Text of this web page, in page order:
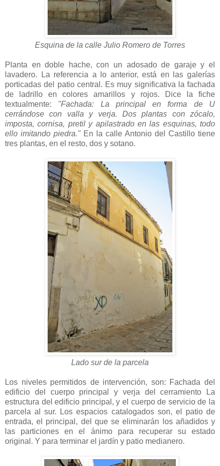
Esquina de la calle Julio Romero de Torres
Planta en doble hache, con un adosado de garaje y el
lavadero. La referencia a lo anterior, está en las galerías
porticadas del patio central. Es muy significativa la fachada
de ladrillo en colores amarillos y rojos. Dice la fiche
textualmente: "Fachada: La principal en forma de U
cerrándose con valla y verja. Dos plantas con zócalo,
imposta, cornisa, pretil y apilastrado en las esquinas, todo
ello imitando piedra." En la calle Antonio del Castillo tiene
tres plantas, en el resto, dos y sotano.
Lado sur de la parcela
Los niveles permitidos de intervención, son: Fachada del
edificio del cuerpo principal y verja del cerramiento La
estructura del edificio principal, y el cuerpo de servicio de la
parcela al sur. Los espacios catalogados son, el patio de
entrada, el principal, del que se eliminarán los añadidos y
las particiones en el ánimo para recuperar su estado
original. Y para terminar el jardín y patio medianero.